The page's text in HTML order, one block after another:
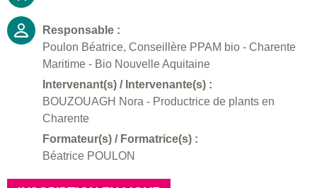
Responsable :
Poulon Béatrice, Conseillère PPAM bio - Charente
Maritime - Bio Nouvelle Aquitaine
Intervenant(s) / Intervenante(s) :
BOUZOUAGH Nora - Productrice de plants en
Charente
Formateur(s) / Formatrice(s) :
Béatrice POULON